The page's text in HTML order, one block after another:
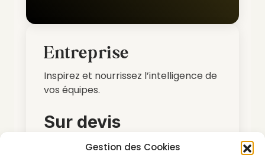
Gestion des Cookies
Entreprise
Inspirez et nourrissez l’intelligence de
vos équipes.
Sur devis